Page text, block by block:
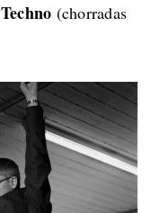
Techno (chorradas